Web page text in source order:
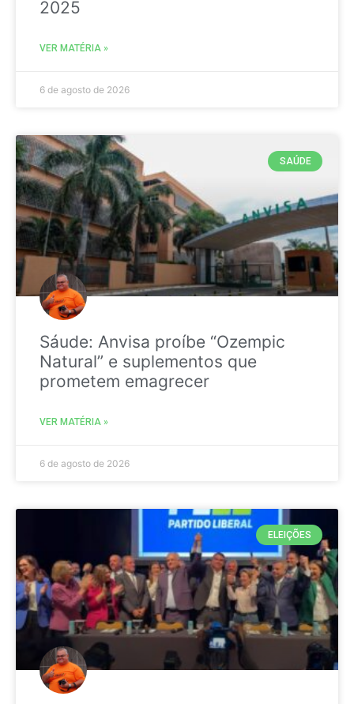
2025
VER MATÉRIA »
6 de agosto de 2026
SAÚDE
Sáude: Anvisa proíbe “Ozempic
Natural” e suplementos que
prometem emagrecer
VER MATÉRIA »
6 de agosto de 2026
ELEIÇÕES